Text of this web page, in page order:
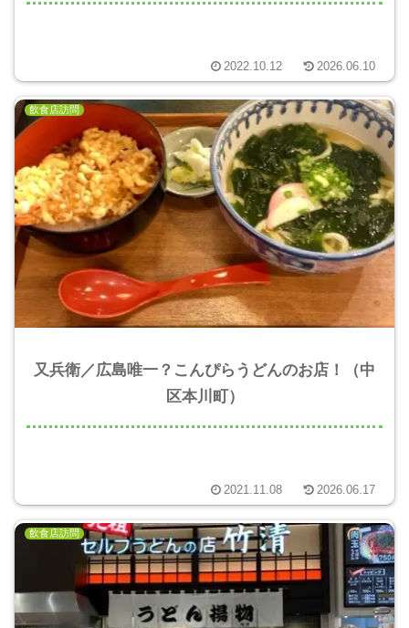
2022.10.12 2026.06.10
飲食店訪問
又兵衛／広島唯一？こんぴらうどんのお店！（中
区本川町）
2021.11.08 2026.06.17
飲食店訪問